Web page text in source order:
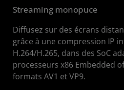
Streaming monopuce
Diffusez sur des écrans
grâce à une compression IP
H.264/H.265, dans des SoC
processeurs x86 Embedded
formats AV1 et VP9.